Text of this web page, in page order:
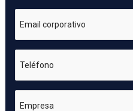
Email corporativo
Teléfono
Empresa